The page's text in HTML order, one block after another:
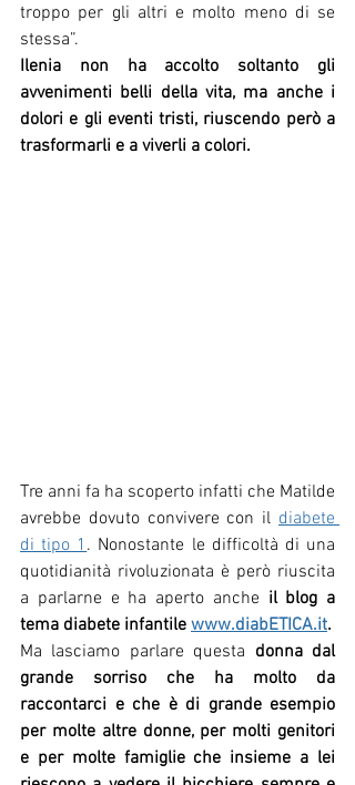
troppo per gli altri e molto meno di se
stessa”.
Ilenia non ha accolto soltanto gli
avvenimenti belli della vita, ma anche i
dolori e gli eventi tristi, riuscendo però a
trasformarli e a viverli a colori.
Tre anni fa ha scoperto infatti che Matilde
avrebbe dovuto convivere con il diabete
di tipo 1. Nonostante le difficoltà di una
quotidianità rivoluzionata è però riuscita
a parlarne e ha aperto anche il blog a
tema diabete infantile www.diabETICA.it
Ma lasciamo parlare questa donna dal
grande sorriso che ha molto da
raccontarci e che è di grande esempio
per molte altre donne, per molti genitori
e per molte famiglie che insieme a lei